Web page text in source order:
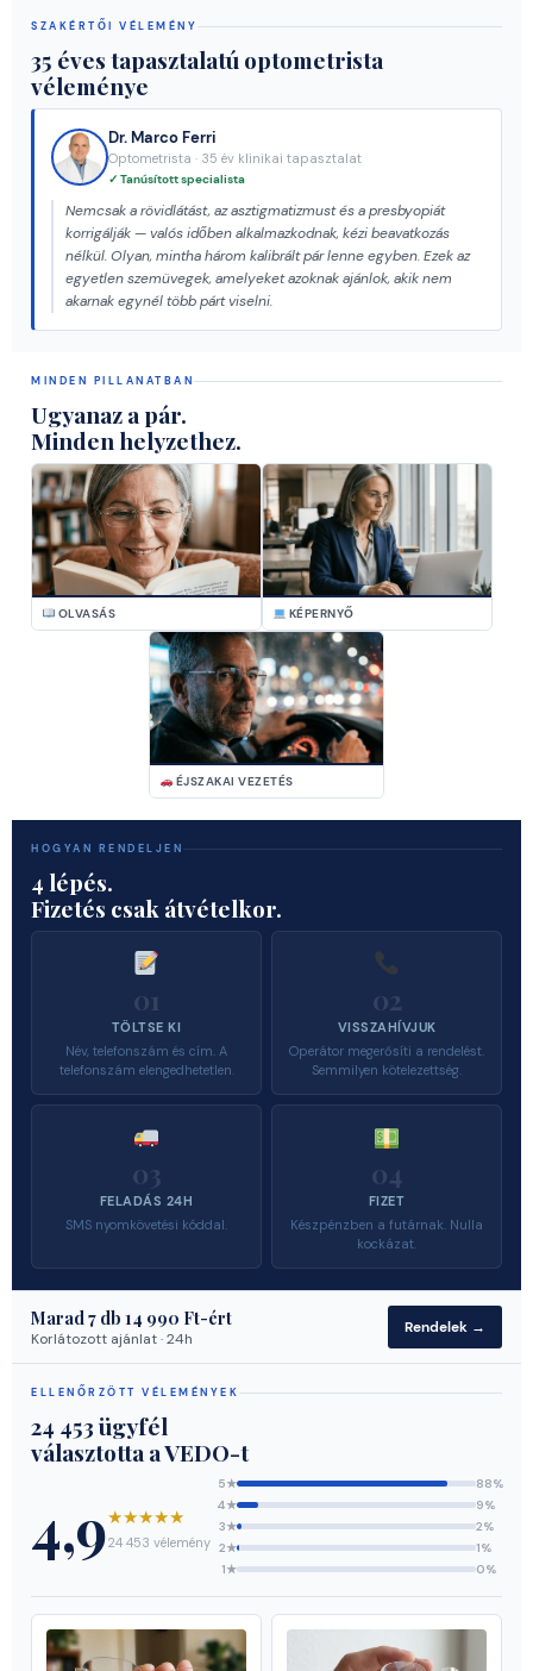
SZAKÉRTŐI VÉLEMÉNY
35 éves tapasztalatú optometrista
véleménye
Dr. Marco Ferri
Optometrista · 35 év klinikai tapasztalat
✓ Tanúsított specialista
Nemcsak a rövidlátást, az asztigmatizmust és a presbyopiát
korrigálják — valós időben alkalmazkodnak, kézi beavatkozás
nélkül. Olyan, mintha három kalibrált pár lenne egyben. Ezek az
egyetlen szemüvegek, amelyeket azoknak ajánlok, akik nem
akarnak egynél több párt viselni.
MINDEN PILLANATBAN
Ugyanaz a pár.
Minden helyzethez.
OLVASÁS KÉPERNYŐ
ÉJSZAKAI VEZETÉS
HOGYAN RENDELJEN
4 lépés.
Fizetés csak átvételkor.
01
TÖLTSE KI
Név, telefonszám és cím. A
telefonszám elengedhetetlen.
02
VISSZAHÍVJUK
Operátor megerősíti a rendelést.
Semmilyen kötelezettség.
03
FELADÁS 24H
SMS nyomkövetési kóddal.
04
FIZET
Készpénzben a futárnak. Nulla
kockázat.
Marad 7 db 14 990 Ft-ért
Korlátozott ajánlat · 24h
Rendelek →
ELLENŐRZÖTT VÉLEMÉNYEK
24 453 ügyfél
választotta a VEDO-t
4,9★★★★★
24 453 vélemény
5★
88%
4★
9%
3★
2%
2★
1%
1★
0%